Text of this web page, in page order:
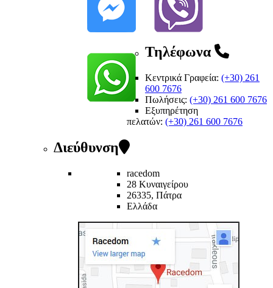
Τηλέφωνα
Κεντρικά Γραφεία: (+30) 261
600 7676
Πωλήσεις: (+30) 261 600 7676
Εξυπηρέτηση
πελατών: (+30) 261 600 7676
Διεύθυνση
racedom
28 Κυναιγείρου
26335, Πάτρα
Ελλάδα